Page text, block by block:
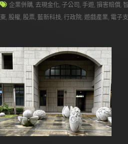
企業併購,去現金化,子公司,手遊,損害賠償,
東,股權,股票, 藍新科技,行政院,遊戲產業, 電子